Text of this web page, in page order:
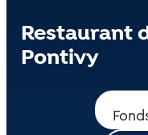
Restaurant
Pontivy